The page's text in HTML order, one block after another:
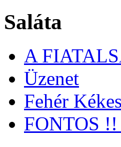
Saláta
A
Üzenet
Fehér Kékes
FONTOS